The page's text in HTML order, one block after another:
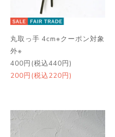
丸取っ手 4cm※クーポン対象
外※
400円(税込440円)
200円(税込220円)